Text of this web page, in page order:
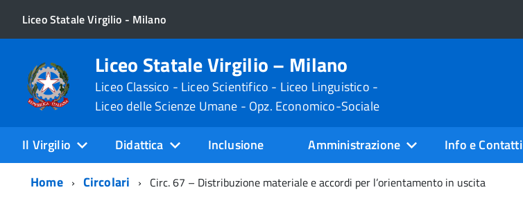
Liceo Statale Virgilio - Milano
Liceo Statale Virgilio – Milano
Liceo Classico - Liceo Scientifico - Liceo Linguistico -
Liceo delle Scienze Umane - Opz. Economico-Sociale
Il Virgilio Didattica Inclusione Amministrazione
Info e Contatti
Home
Circolari Circ. 67 – Distribuzione materiale e accordi per l’orientamento in uscita